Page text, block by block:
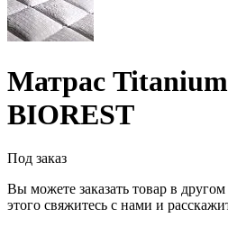
Матрас
BIOREST
Под заказ
Вы можете заказать товар в
этого свяжитесь с нами и